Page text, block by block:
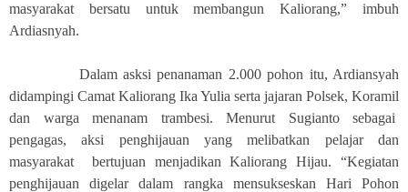
masyarakat bersatu untuk membangun Kaliorang,” imbuh
Ardiasnyah.
Dalam asksi penanaman 2.000 pohon itu, Ardiansyah
didampingi Camat Kaliorang Ika Yulia serta jajaran Polsek, Koramil
dan warga menanam trambesi. Menurut Sugianto sebagai
pengagas, aksi penghijauan yang melibatkan pelajar dan
masyarakat bertujuan menjadikan Kaliorang Hijau. “Kegiatan
penghijauan digelar dalam rangka mensukseskan Hari Pohon